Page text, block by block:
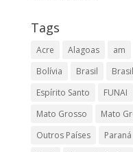
Tags
Acre Alagoas am
Bolívia
Brasil
Espírito Santo
FUNAI
Mato Grosso
Mato
Outros Países
Paraná